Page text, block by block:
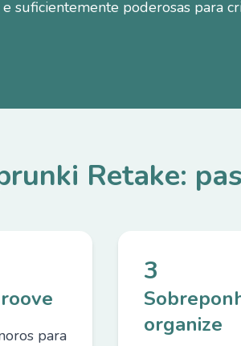
e suficientemente poderosas para
Retake:
para
3
organize